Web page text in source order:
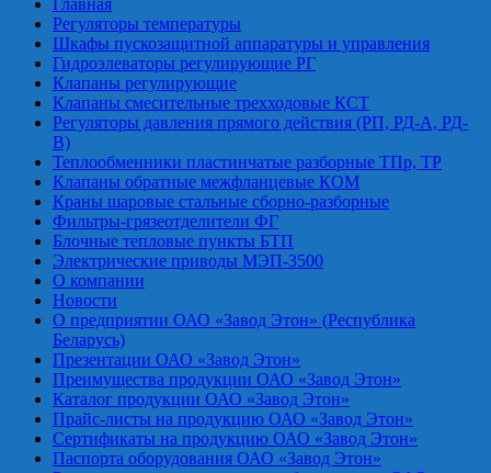
Главная
Регуляторы температуры
Шкафы пускозащитной аппаратуры и управления
Гидроэлеваторы регулирующие РГ
Клапаны регулирующие
Клапаны смесительные трехходовые КСТ
Регуляторы давления прямого действия (РП, РД-А, РД-
В)
Теплообменники пластинчатые разборные ТПр, ТР
Клапаны обратные межфланцевые КОМ
Краны шаровые стальные сборно-разборные
Фильтры-грязеотделители ФГ
Блочные тепловые пункты БТП
Электрические приводы МЭП-3500
О компании
Новости
О предприятии ОАО «Завод Этон» (Республика
Беларусь)
Презентации ОАО «Завод Этон»
Преимущества продукции ОАО «Завод Этон»
Каталог продукции ОАО «Завод Этон»
Прайс-листы на продукцию ОАО «Завод Этон»
Сертификаты на продукцию ОАО «Завод Этон»
Паспорта оборудования ОАО «Завод Этон»